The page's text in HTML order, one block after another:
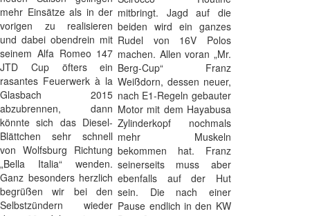
mehr Einsätze als in der
vorigen zu realisieren
und dabei obendrein mit
seinem Alfa Romeo 147
JTD Cup öfters ein
rasantes Feuerwerk à la
Glasbach 2015
abzubrennen, dann
könnte sich das Diesel-
Blättchen sehr schnell
von Wolfsburg Richtung
„Bella Italia“ wenden.
Ganz besonders herzlich
begrüßen wir bei den
Selbstzündern wieder
mitbringt. Jagd auf die
beiden wird ein ganzes
Rudel von 16V Polos
machen. Allen voran „Mr.
Berg-Cup“ Franz
Weißdorn, dessen neuer,
nach E1-Regeln gebauter
Motor mit dem Hayabusa
Zylinderkopf nochmals
mehr Muskeln
bekommen hat. Franz
seinerseits muss aber
ebenfalls auf der Hut
sein. Die nach einer
Pause endlich in den KW